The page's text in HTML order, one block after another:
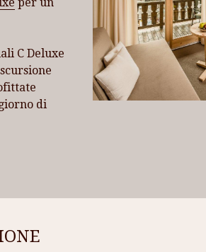
C Deluxe
di